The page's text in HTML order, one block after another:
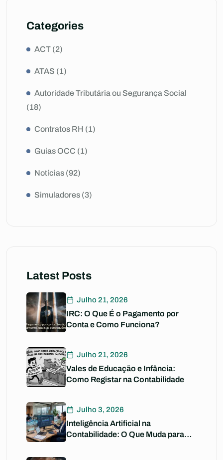
Categories
ACT (2)
ATAS (1)
Autoridade Tributária ou Segurança Social
(18)
Contratos RH (1)
Guias OCC (1)
Notícias (92)
Simuladores (3)
Latest Posts
Julho 21, 2026
IRC: O Que É o Pagamento por
Conta e Como Funciona?
Julho 21, 2026
Vales de Educação e Infância:
Como Registar na Contabilidade
Julho 3, 2026
Inteligência Artificial na
Contabilidade: O Que Muda para